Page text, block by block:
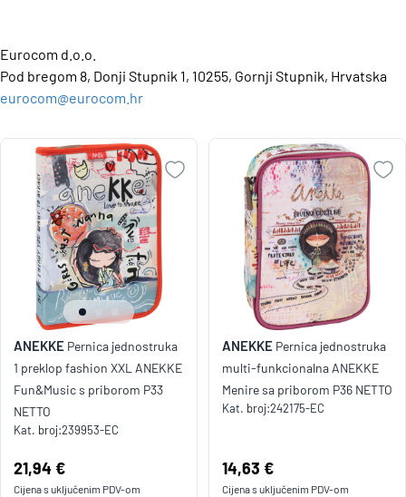
Eurocom d.o.o.
Pod bregom 8, Donji Stupnik 1, 10255, Gornji Stupnik, Hrvatska
eurocom@eurocom.hr
ANEKKE Pernica jednostruka
1 preklop fashion XXL ANEKKE
Fun&Music s priborom P33
NETTO
Kat. broj:239953-EC
Cijena:
21,94 €
Cijena s uključenim PDV-om
ANEKKE Pernica jednostruka
multi-funkcionalna ANEKKE
Menire sa priborom P36 NETTO
Kat. broj:242175-EC
Cijena:
14,63 €
Cijena s uključenim PDV-om